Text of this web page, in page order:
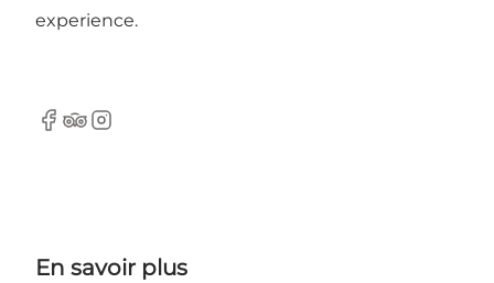
experience.
Facebook
TripAdvisor
Instagram
En savoir plus